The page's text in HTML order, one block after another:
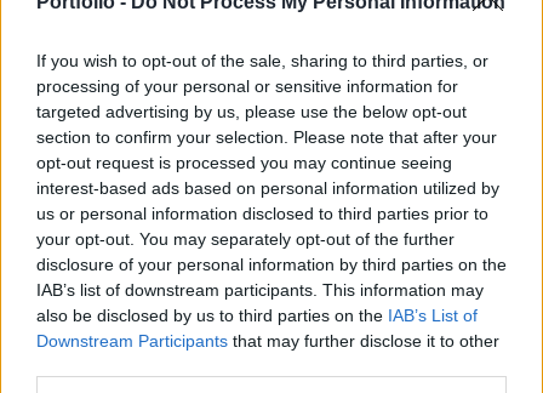
If you wish to opt-out of the sale, sharing to third parties, or
processing of your personal or sensitive information for
targeted advertising by us, please use the below opt-out
section to confirm your selection. Please note that after your
opt-out request is processed you may continue seeing
interest-based ads based on personal information utilized by
us or personal information disclosed to third parties prior to
your opt-out. You may separately opt-out of the further
disclosure of your personal information by third parties on the
IAB’s list of downstream participants. This information may
also be disclosed by us to third parties on the IAB’s List of
Downstream Participants that may further disclose it to other
A Duna House már április elején közzétett egy előzetes
beszámolót az első negyedév eredményéről, most kijött a
részletes beszámoló. Ez alapján: A cégcsoport árbevétele
145 százalékkal 2,6 milliárd forintra emelkedett, az EBITDA
320 százalékkal 790 millió forintra nőtt, adózott eredmény
140 százalékkal 637 millió forintra nőtt. A Cégcsoport
működési eredménye év/év...
KEDVES OLVASÓNK!
A keresett cikk a portfolio.hu hírarchívumához